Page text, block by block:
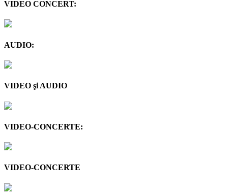
VIDEO CONCERT:
AUDIO:
VIDEO şi AUDIO
VIDEO-CONCERTE:
VIDEO-CONCERTE